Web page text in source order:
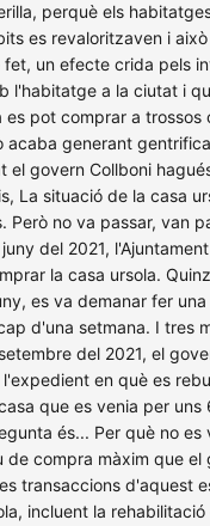
perquè els
es revaloritzaven i
un efecte crida pels
l'habitatge a la ciutat i
es pot comprar a trossos
acaba generant
el govern Collboni
La situació de la casa
Però no va passar, van
del 2021,
la casa ursola.
es va demanar fer
d'una setmana. I tres
del 2021, el
l'expedient en què es
que es venia per uns
és... Per què no es
de compra màxim que el
transaccions d'aquest
incluent la